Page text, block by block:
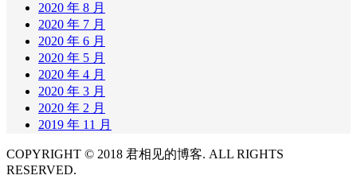
2020 年 8 月
2020 年 7 月
2020 年 6 月
2020 年 5 月
2020 年 4 月
2020 年 3 月
2020 年 2 月
2019 年 11 月
COPYRIGHT © 2018 君相见的博客. ALL RIGHTS
RESERVED.